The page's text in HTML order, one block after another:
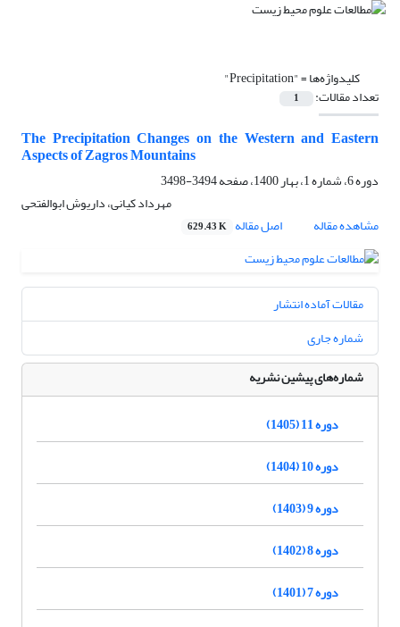
کلیدواژه‌ها ="Precipitation"
تعداد مقالات: 1
The Precipitation Changes on the Western and Eastern
Aspects of Zagros Mountains
دوره 6، شماره 1، بهار 1400، صفحه
3494-3498
مهرداد کیانی، داریوش ابوالفتحی
مشاهده مقاله
اصل مقاله 629.43 K
مقالات آماده انتشار
شماره جاری
شماره‌های پیشین نشریه
دوره 11 (1405)
دوره 10 (1404)
دوره 9 (1403)
دوره 8 (1402)
دوره 7 (1401)